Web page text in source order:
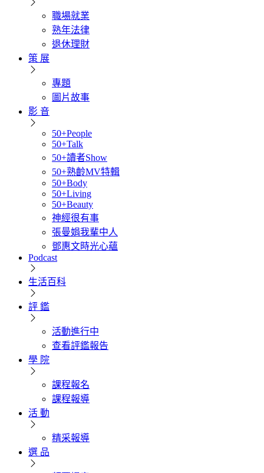
職場就業
熟年法律
退休理財
策 展
專題
圖片故事
影 音
50+People
50+Talk
50+讀者Show
50+熟齡MV特輯
50+Body
50+Living
50+Beauty
神經很有事
張曼娟我輩中人
鄧惠文時光心蘊
Podcast
生活百科
評 鑑
活動進行中
查看評鑑報告
學 院
課程報名
課程報導
活 動
精采報導
選 品